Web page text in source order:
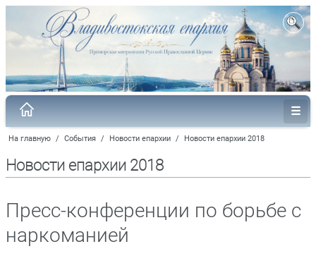
На главную / События / Новости епархии / Новости епархии 2018
Новости епархии 2018
Пресс-конференции по борьбе с
наркоманией